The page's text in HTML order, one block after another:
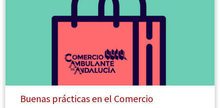
[Leer más]
Buenas prácticas en el Comercio